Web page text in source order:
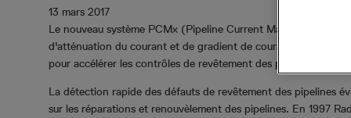
13 mars 2017
Le nouveau système PCMx (Pipeline Current Mapping) de
d'atténuation du courant et de gradient de courant en même
pour accélérer les contrôles de revêtement des pipelines.
La détection rapide des défauts de revêtement des pipelines
sur les réparations et renouvèlement des pipelines. En 1997